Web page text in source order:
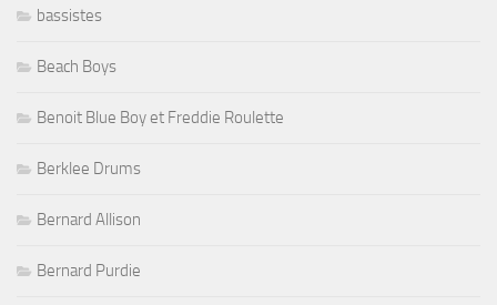
bassistes
Beach Boys
Benoit Blue Boy et Freddie Roulette
Berklee Drums
Bernard Allison
Bernard Purdie